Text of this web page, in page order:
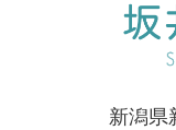
新潟県